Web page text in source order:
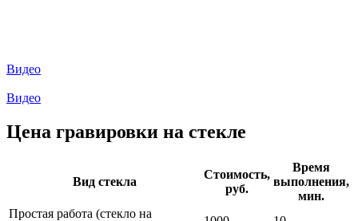
Видео
Видео
Цена гравировки на стекле
Вид стекла
Стоимость,
руб.
Время
выполнения,
мин.
Простая работа (стекло на